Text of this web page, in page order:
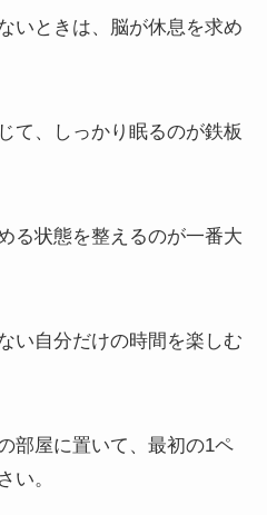
いときは、脳が休息を求め
て、しっかり眠るのが鉄板
る状態を整えるのが一番大
い自分だけの時間を楽しむ
部屋に置いて、最初の1ペ
い。